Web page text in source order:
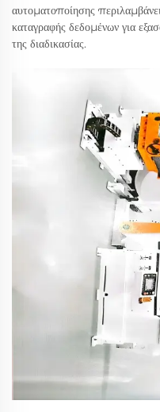
αυτοματοποίησης
καταγραφής δεδομένων για
της διαδικασίας.